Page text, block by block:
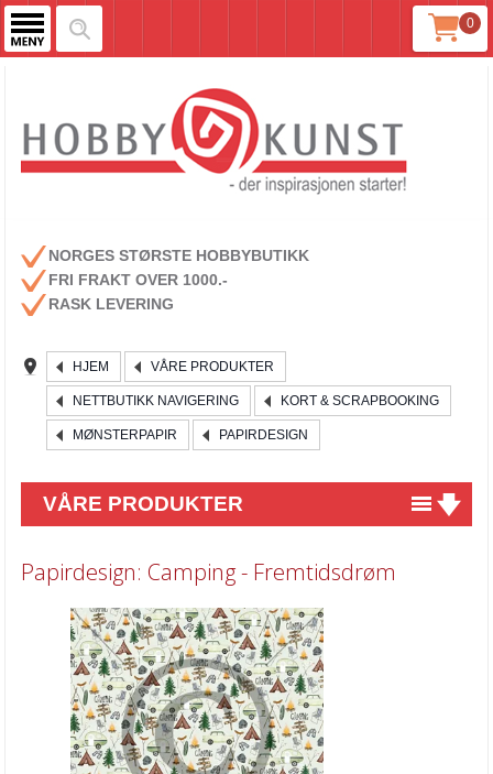
0
NORGES STØRSTE HOBBYBUTIKK
FRI FRAKT OVER 1000.-
RASK LEVERING
HJEM VÅRE PRODUKTER
NETTBUTIKK NAVIGERING KORT & SCRAPBOOKING
MØNSTERPAPIR PAPIRDESIGN
VÅRE PRODUKTER
Tilbud
Kurs & aktiviteter
Gavekort
Kort & Scrapbooking
Mønsterpapir
Papirdesign: Camping - Fremtidsdrøm